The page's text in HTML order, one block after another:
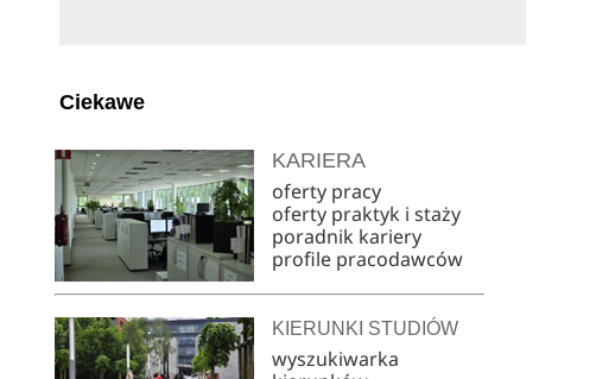
Ciekawe
KARIERA
oferty pracy
oferty praktyk i staży
poradnik kariery
profile pracodawców
KIERUNKI STUDIÓW
wyszukiwarka